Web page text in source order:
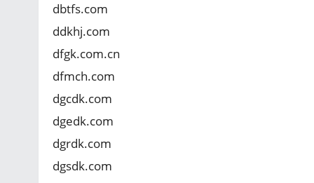
dbtfs.com
ddkhj.com
dfgk.com.cn
dfmch.com
dgcdk.com
dgedk.com
dgrdk.com
dgsdk.com